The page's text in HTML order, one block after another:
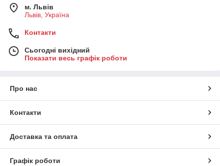
м. Львів
Львів, Україна
Контакти
Сьогодні вихідний
Показати весь графік роботи
Про нас
Контакти
Доставка та оплата
Графік роботи